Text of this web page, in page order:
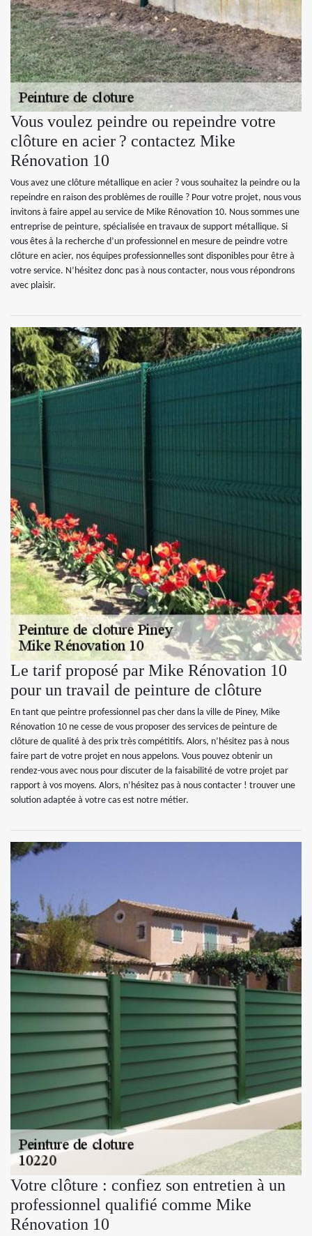
Vous voulez peindre ou repeindre votre
clôture en acier ? contactez Mike
Rénovation 10
Vous avez une clôture métallique en acier ? vous souhaitez la peindre ou la
repeindre en raison des problèmes de rouille ? Pour votre projet, nous vous
invitons à faire appel au service de Mike Rénovation 10. Nous sommes une
entreprise de peinture, spécialisée en travaux de support métallique. Si
vous êtes à la recherche d’un professionnel en mesure de peindre votre
clôture en acier, nos équipes professionnelles sont disponibles pour être à
votre service. N’hésitez donc pas à nous contacter, nous vous répondrons
avec plaisir.
Le tarif proposé par Mike Rénovation 10
pour un travail de peinture de clôture
En tant que peintre professionnel pas cher dans la ville de Piney, Mike
Rénovation 10 ne cesse de vous proposer des services de peinture de
clôture de qualité à des prix très compétitifs. Alors, n’hésitez pas à nous
faire part de votre projet en nous appelons. Vous pouvez obtenir un
rendez-vous avec nous pour discuter de la faisabilité de votre projet par
rapport à vos moyens. Alors, n’hésitez pas à nous contacter ! trouver une
solution adaptée à votre cas est notre métier.
Votre clôture : confiez son entretien à un
professionnel qualifié comme Mike
Rénovation 10